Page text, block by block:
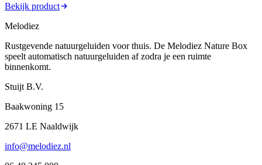
Bekijk product
Melodiez
Rustgevende natuurgeluiden voor thuis. De Melodiez Nature Box
speelt automatisch natuurgeluiden af zodra je een ruimte
binnenkomt.
Stuijt B.V.
Baakwoning 15
2671 LE Naaldwijk
info@melodiez.nl